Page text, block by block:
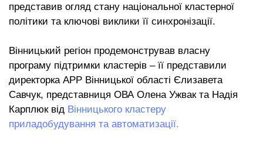
представив огляд стану національної кластерної
політики та ключові виклики її синхронізації.
Вінницький регіон продемонстрував власну
програму підтримки кластерів – її представили
директорка АРР Вінницької області Єлизавета
Савчук, представниця ОВА Олена Ужвак та Надія
Карплюк від Вінницького кластеру
приладобудування та автоматизації.